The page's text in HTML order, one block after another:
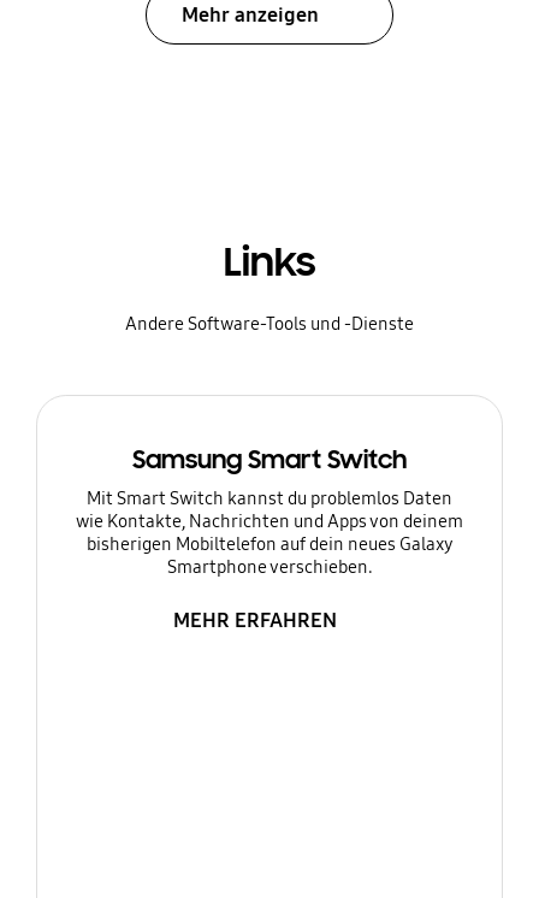
Mehr anzeigen
Links
Andere Software-Tools und -Dienste
Samsung Smart Switch
Mit Smart Switch kannst du problemlos Daten
wie Kontakte, Nachrichten und Apps von deinem
bisherigen Mobiltelefon auf dein neues Galaxy
Smartphone verschieben.
MEHR ERFAHREN